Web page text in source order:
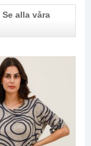
Se alla våra